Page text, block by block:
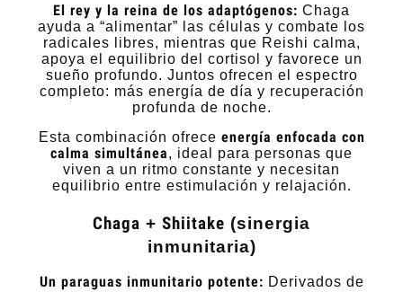
El rey y la reina de los adaptógenos: Chaga
ayuda a “alimentar” las células y combate los
radicales libres, mientras que Reishi calma,
apoya el equilibrio del cortisol y favorece un
sueño profundo. Juntos ofrecen el espectro
completo: más energía de día y recuperación
profunda de noche.
Esta combinación ofrece energía enfocada con
calma simultánea, ideal para personas que
viven a un ritmo constante y necesitan
equilibrio entre estimulación y relajación.
Chaga + Shiitake (sinergia
inmunitaria)
Un paraguas inmunitario potente: Derivados de